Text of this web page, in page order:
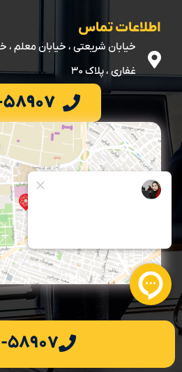
۰۲۱-
اطلاعات تماس
خیابان شریعتی ، خیابان معلم
غفاری ، پلاک ۳۰
۰۲۱-